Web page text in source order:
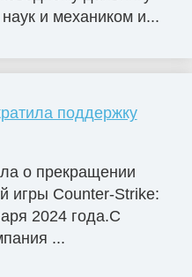
и механиком и...
поддержку
о прекращении
игры Counter-Strike:
2024 года.С
...